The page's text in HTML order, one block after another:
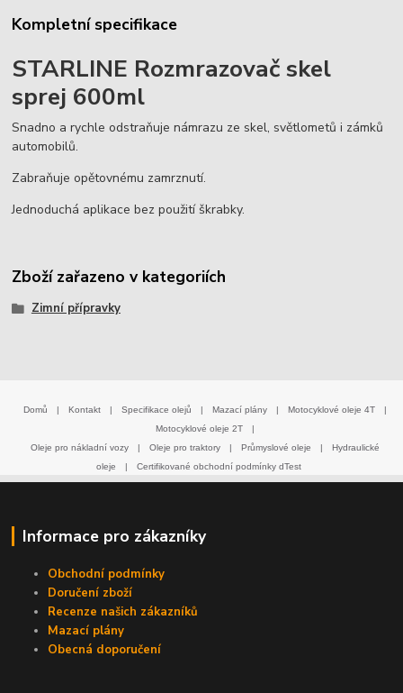
Kompletní specifikace
STARLINE Rozmrazovač skel
sprej 600ml
Snadno a rychle odstraňuje námrazu ze skel, světlometů i zámků
automobilů.
Zabraňuje opětovnému zamrznutí.
Jednoduchá aplikace bez použití škrabky.
Zboží zařazeno v kategoriích
Zimní přípravky
Domů | Kontakt | Specifikace olejů | Mazací plány | Motocyklové oleje 4T
|
Motocyklové oleje 2T
|
Oleje pro nákladní vozy
| Oleje pro traktory | Průmyslové oleje |
Hydraulické
oleje
| Certifikované obchodní podmínky dTest
Informace pro zákazníky
Obchodní podmínky
Doručení zboží
Recenze našich zákazníků
Mazací plány
Obecná doporučení